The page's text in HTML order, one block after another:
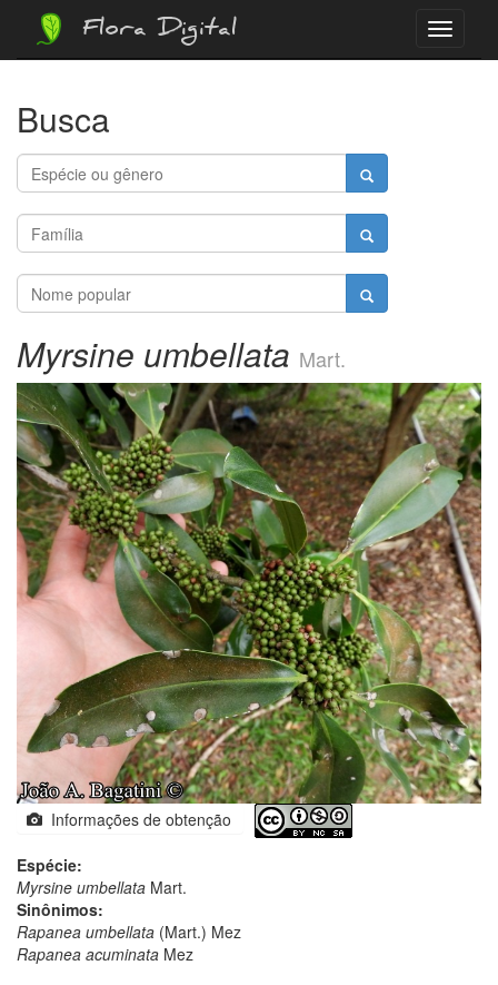
Menu
Flora Digital
Busca
Myrsine umbellata Mart.
Informações de obtenção
Espécie:
Myrsine umbellata Mart.
Sinônimos:
Rapanea umbellata (Mart.) Mez
Rapanea acuminata Mez